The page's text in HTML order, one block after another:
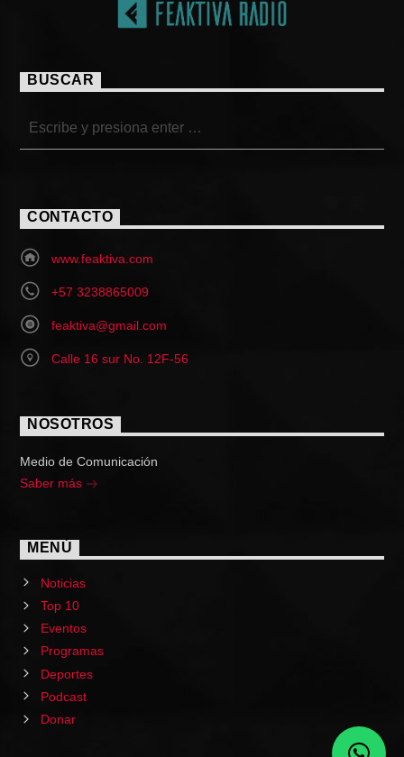
BUSCAR
CONTACTO
www.feaktiva.com
+57 3238865009
feaktiva@gmail.com
Calle 16 sur No. 12F-56
NOSOTROS
Medio de Comunicación
Saber más
MENÚ
Noticias
Top 10
Eventos
Programas
Deportes
Podcast
Donar